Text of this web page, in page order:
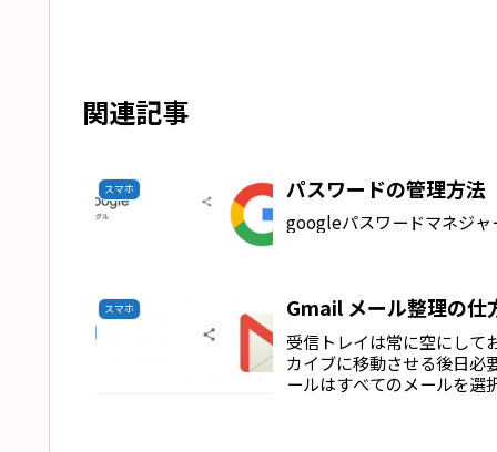
関連記事
スマホ パスワードの管理方法
googleパスワードマネジャ
スマホ Gmail メール整理の仕
受信トレイは常に空にして
カイブに移動させる後日必
ールはすべてのメールを選